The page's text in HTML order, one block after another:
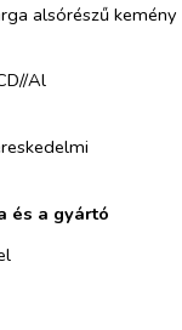
alsórészű kemény
Al
és a gyártó